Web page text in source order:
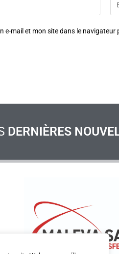
e-mail et mon site dans le
DERNIÈRES